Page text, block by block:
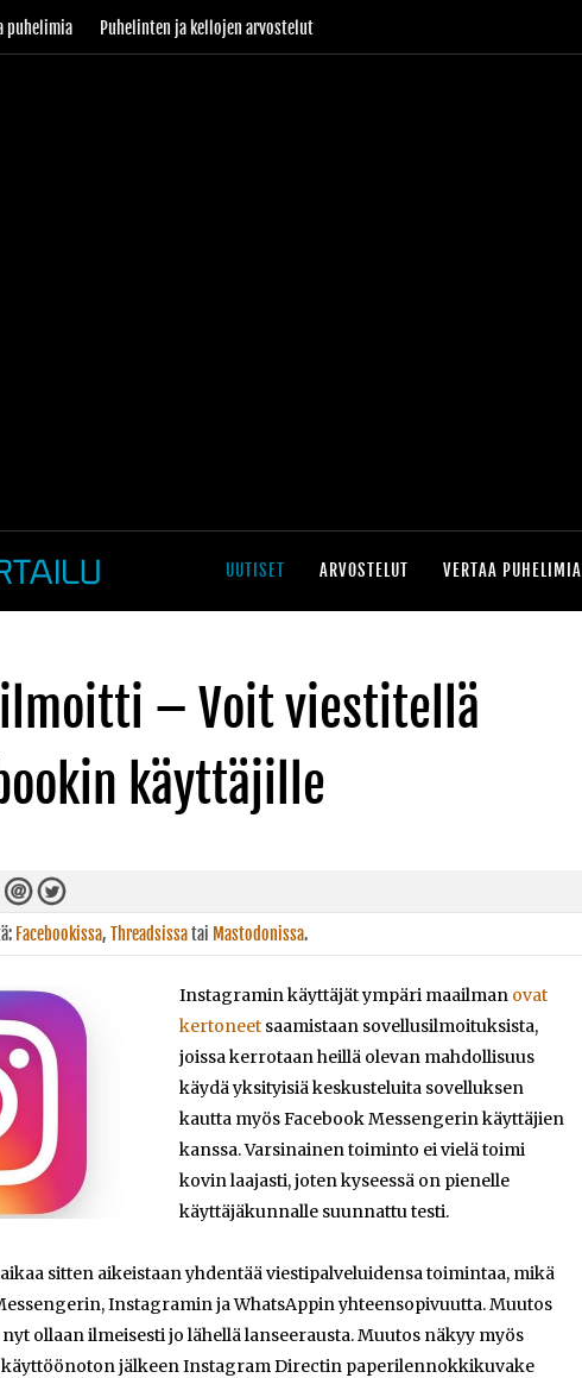
puhelimia Puhelinten ja kellojen arvostelut
UUTISET ARVOSTELUT VERTAA PUHELIMIA
ilmoitti – Voit viestitellä
käyttäjille
Facebookissa, Threadsissatai Mastodonissa.
Instagramin käyttäjät ympäri maailman ovat
kertoneet saamistaan sovellusilmoituksista,
joissa kerrotaan heillä olevan mahdollisuus
käydä yksityisiä keskusteluita sovelluksen
kautta myös Facebook Messengerin käyttäjien
kanssa. Varsinainen toiminto ei vielä toimi
kovin laajasti, joten kyseessä on pienelle
käyttäjäkunnalle suunnattu testi.
sitten aikeistaan yhdentää viestipalveluidensa toimintaa, mikä
Instagramin ja WhatsAppin yhteensopivuutta. Muutos
ollaan ilmeisesti jo lähellä lanseerausta. Muutos näkyy myös
käyttöönoton jälkeen Instagram Directin paperilennokkikuvake